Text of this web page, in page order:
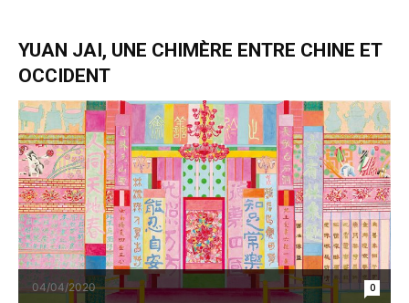
YUAN JAI, UNE CHIMÈRE ENTRE CHINE ET
OCCIDENT
04/04/2020 0